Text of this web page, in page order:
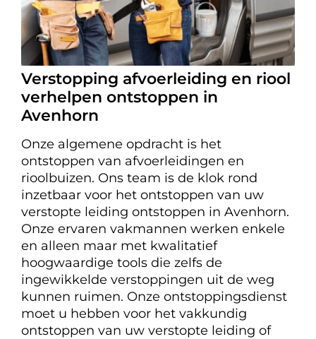
Verstopping afvoerleiding en riool
verhelpen ontstoppen in
Avenhorn
Onze algemene opdracht is het
ontstoppen van afvoerleidingen en
rioolbuizen. Ons team is de klok rond
inzetbaar voor het ontstoppen van uw
verstopte leiding ontstoppen in Avenhorn.
Onze ervaren vakmannen werken enkele
en alleen maar met kwalitatief
hoogwaardige tools die zelfs de
ingewikkelde verstoppingen uit de weg
kunnen ruimen. Onze ontstoppingsdienst
moet u hebben voor het vakkundig
ontstoppen van uw verstopte leiding of